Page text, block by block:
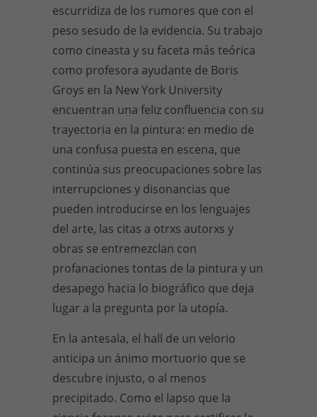
escurridiza de los rumores que con el
peso sesudo de la evidencia. Su trabajo
como cineasta y su faceta más teórica
como profesora ayudante de Boris
Groys en la New York University
encuentran una feliz confluencia con su
trayectoria en la pintura: en medio de
una confusa puesta en escena, que
continúa sus preocupaciones sobre las
interrupciones y disonancias que
pueden introducirse en los lenguajes
del arte, las citas a otrxs autorxs y
obras se entremezclan con
profanaciones tontas de la pintura y un
desapego hacia lo biográfico que deja
lugar a la pregunta por la utopía.
En la antesala, el hall de un velorio
anticipa un ánimo mortuorio que se
descubre injusto, o al menos
precipitado. Como el lapso que la